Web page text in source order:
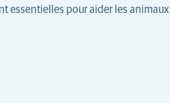
essentielles pour aider les animaux